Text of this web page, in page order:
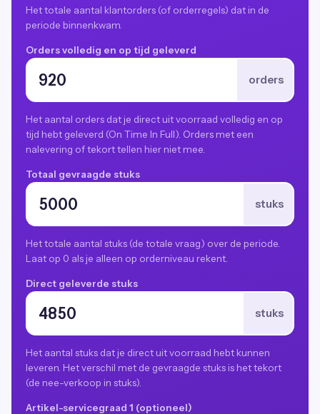
Het totale aantal klantorders (of orderregels) dat in de
periode binnenkwam.
Orders volledig en op tijd geleverd
orders
Het aantal orders dat je direct uit voorraad volledig en op
tijd hebt geleverd (On Time In Full). Orders met een
nalevering of tekort tellen hier niet mee.
Totaal gevraagde stuks
stuks
Het totale aantal stuks (de totale vraag) over de periode.
Laat op 0 als je alleen op orderniveau rekent.
Direct geleverde stuks
stuks
Het aantal stuks dat je direct uit voorraad hebt kunnen
leveren. Het verschil met de gevraagde stuks is het tekort
(de nee-verkoop in stuks).
Artikel-servicegraad 1 (optioneel)